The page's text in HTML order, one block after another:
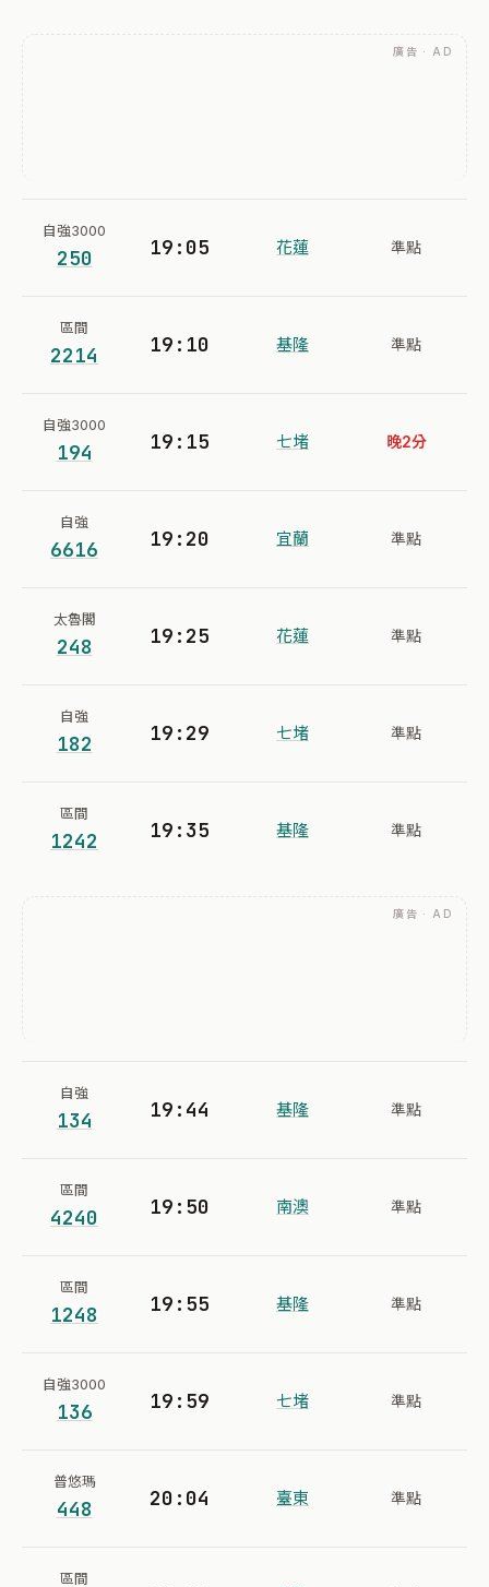
廣告 · AD
自強3000
250 19:05 花蓮 準點
區間
2214 19:10 基隆 準點
自強3000
194 19:15 七堵 晚2分
自強
6616 19:20 宜蘭 準點
太魯閣
248 19:25 花蓮 準點
自強
182 19:29 七堵 準點
區間
1242 19:35 基隆 準點
廣告 · AD
自強
134 19:44 基隆 準點
區間
4240 19:50 南澳 準點
區間
1248 19:55 基隆 準點
自強3000
136 19:59 七堵 準點
普悠瑪
448 20:04 臺東 準點
區間